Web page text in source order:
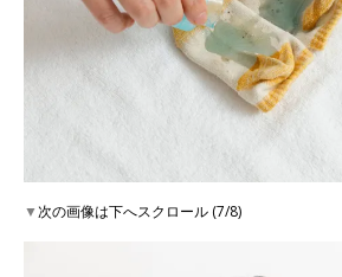
▼次の画像は下へスクロール (7/8)